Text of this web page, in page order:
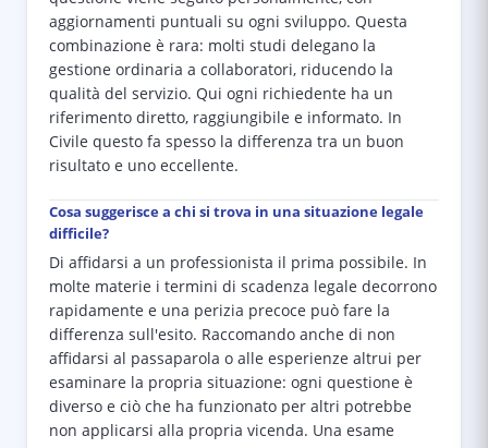
aggiornamenti puntuali su ogni sviluppo. Questa
combinazione è rara: molti studi delegano la
gestione ordinaria a collaboratori, riducendo la
qualità del servizio. Qui ogni richiedente ha un
riferimento diretto, raggiungibile e informato. In
Civile questo fa spesso la differenza tra un buon
risultato e uno eccellente.
Cosa suggerisce a chi si trova in una situazione legale
difficile?
Di affidarsi a un professionista il prima possibile. In
molte materie i termini di scadenza legale decorrono
rapidamente e una perizia precoce può fare la
differenza sull'esito. Raccomando anche di non
affidarsi al passaparola o alle esperienze altrui per
esaminare la propria situazione: ogni questione è
diverso e ciò che ha funzionato per altri potrebbe
non applicarsi alla propria vicenda. Una esame